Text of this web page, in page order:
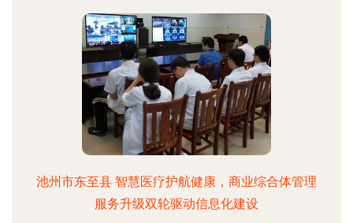
池州市东至县 智慧医疗护航健康，商业综合体管理
服务升级双轮驱动信息化建设